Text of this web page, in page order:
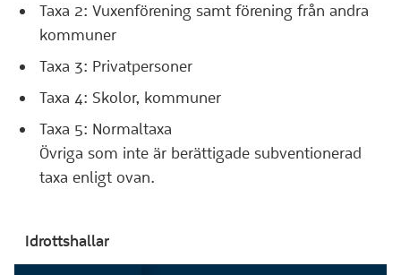
Taxa 2: Vuxenförening samt förening från andra
kommuner
Taxa 3: Privatpersoner
Taxa 4: Skolor, kommuner
Taxa 5: Normaltaxa
Övriga som inte är berättigade subventionerad
taxa enligt ovan.
Idrottshallar